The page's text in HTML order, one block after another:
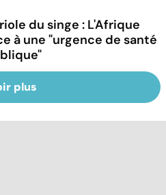
du singe : L'Afrique
à une "urgence de santé
plus